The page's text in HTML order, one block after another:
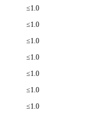
≤1.0
≤1.0
≤1.0
≤1.0
≤1.0
≤1.0
≤1.0